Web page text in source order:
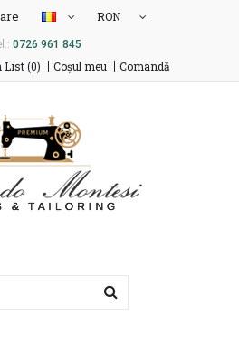
RON
0726 961 845
List (0) Coşul meu Comandă